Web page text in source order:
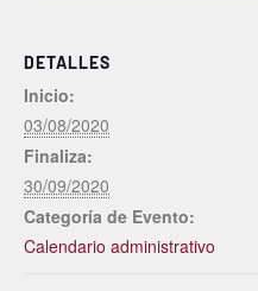
DETALLES
Inicio:
03/08/2020
Finaliza:
30/09/2020
Categoría de Evento:
Calendario administrativo